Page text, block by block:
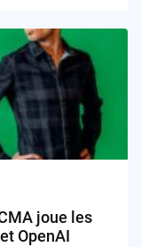
joue les
OpenAI